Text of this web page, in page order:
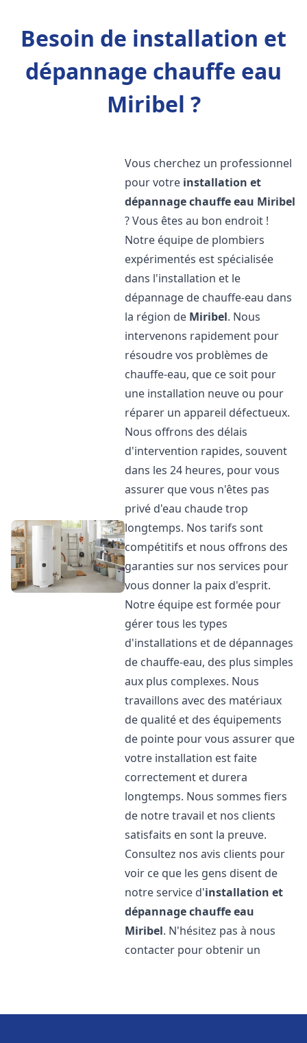
Besoin de installation et
dépannage chauffe eau
Miribel ?
Vous cherchez un professionnel
pour votre installation et
dépannage chauffe eau Miribel
? Vous êtes au bon endroit !
Notre équipe de plombiers
expérimentés est spécialisée
dans l'installation et le
dépannage de chauffe-eau dans
la région de Miribel. Nous
intervenons rapidement pour
résoudre vos problèmes de
chauffe-eau, que ce soit pour
une installation neuve ou pour
réparer un appareil défectueux.
Nous offrons des délais
d'intervention rapides, souvent
dans les 24 heures, pour vous
assurer que vous n'êtes pas
privé d'eau chaude trop
longtemps. Nos tarifs sont
compétitifs et nous offrons des
garanties sur nos services pour
vous donner la paix d'esprit.
Notre équipe est formée pour
gérer tous les types
d'installations et de dépannages
de chauffe-eau, des plus simples
aux plus complexes. Nous
travaillons avec des matériaux
de qualité et des équipements
de pointe pour vous assurer que
votre installation est faite
correctement et durera
longtemps. Nous sommes fiers
de notre travail et nos clients
satisfaits en sont la preuve.
Consultez nos avis clients pour
voir ce que les gens disent de
notre service d'installation et
dépannage chauffe eau
Miribel. N'hésitez pas à nous
contacter pour obtenir un